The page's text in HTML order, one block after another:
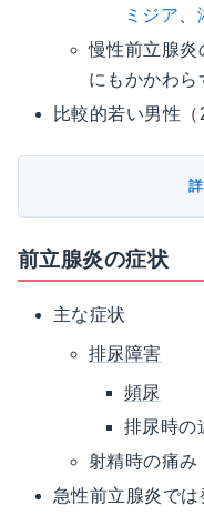
ミジア
慢性前立腺炎
にもかかわ
比較的若い男性
前立腺炎の症状
主な症状
排尿障害
頻尿
排尿時の
射精時の痛み
急性前立腺炎で